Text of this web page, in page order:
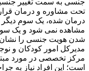
جنسی به سمت تغییر
تحت مشاوره و درمان
درمان شده، یک سوم دیگر
مشاهده نمی شود و یک سوم
شدن هویت جنسی را
مدیرکل امور کودکان و
مرکز تخصصی در مورد
است؛ این افراد نیاز به